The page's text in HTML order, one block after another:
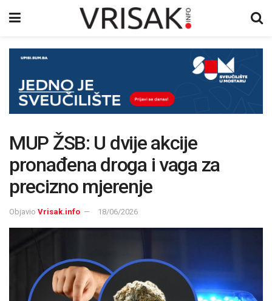
MUP ŽSB: U dvije akcije
pronađena droga i vaga za
precizno mjerenje
Objavio Vrisak.info 18/06/2026